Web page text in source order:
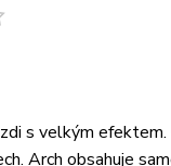
s velkým
Arch obsahuje